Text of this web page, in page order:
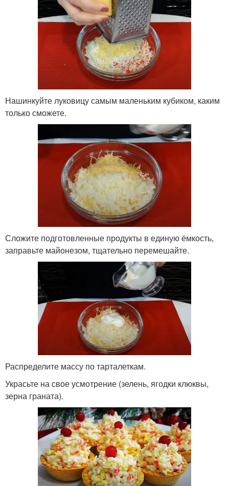
Нашинкуйте луковицу самым маленьким кубиком, каким
только сможете.
Сложите подготовленные продукты в единую ёмкость,
заправьте майонезом, тщательно перемешайте.
Распределите массу по тарталеткам.
Украсьте на свое усмотрение (зелень, ягодки клюквы,
зерна граната).